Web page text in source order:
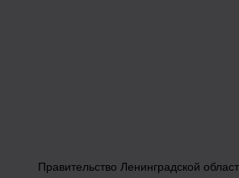
Правительство Ленинградской